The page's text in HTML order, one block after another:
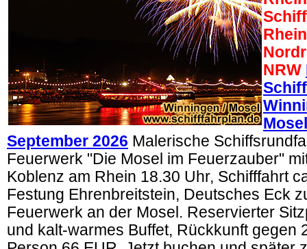
NRW
September 2026 Malerische
Feuerwerk "Die Mosel im Feuerzauber"
Koblenz am Rhein 18.30 Uhr, Schifffahrt
Festung Ehrenbreitstein, Deutsches Eck
Feuerwerk an der Mosel. Reservierter
und kalt-warmes Buffet, Rückkunft gegen